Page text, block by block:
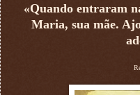
«Quando entraram
Maria, sua mãe.